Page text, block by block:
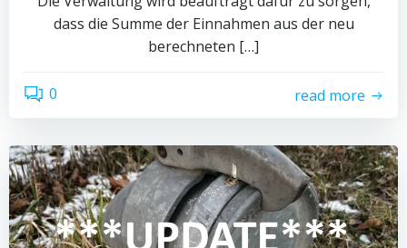
dass die Summe der Einnahmen aus der neu
berechneten […]
0 read more